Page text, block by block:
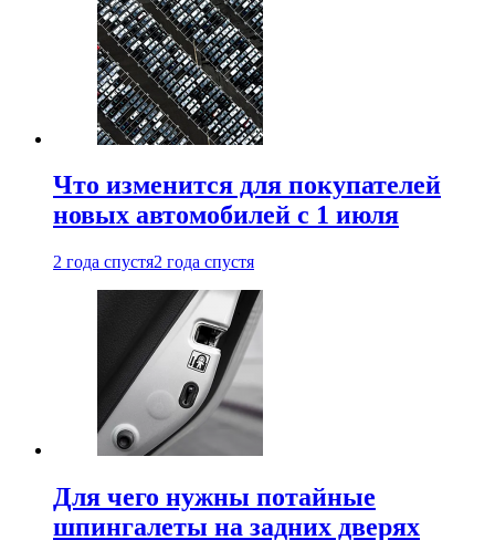
Что изменится для покупателей
новых автомобилей с 1 июля
2 года спустя2 года спустя
Для чего нужны потайные
шпингалеты на задних дверях